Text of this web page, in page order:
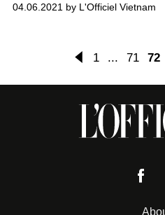
làn da. Mặc dù nay PPP đã
nhưng các vấn đề về da vẫn
PPP. Vì vậy, hôm nay chúng
tình trạng da dầu và giải đáp
04.06.2021 by L'Officiel Vietnam
1 ... 71 72